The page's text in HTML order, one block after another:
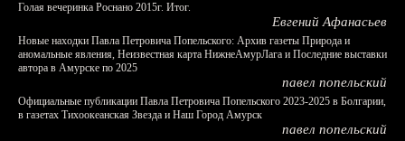
Голая вечеринка Роснано 2015г. Итог.
Евгений Афанасьев
Новые находки Павла Петровича Попельского: Архив газеты Природа и
аномальные явления, Неизвестная карта НижнеАмурЛага и Последние выставки
автора в Амурске по 2025
павел попельский
Официальные публикации Павла Петровича Попельского 2023-2025 в Болгарии,
в газетах Тихоокеанская Звезда и Наш Город Амурск
павел попельский